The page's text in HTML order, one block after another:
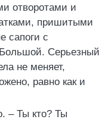
отворотами и
пришитыми
сапоги с
Серьезный
не меняет,
равно как и
– Ты кто? Ты